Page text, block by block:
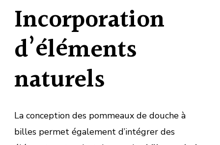
Incorporation
d’éléments
naturels
La conception des pommeaux de douche à
billes permet également d’intégrer des